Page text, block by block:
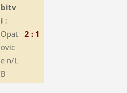
bitv
í:
Opat
ovic
e n/L
B
2 : 1